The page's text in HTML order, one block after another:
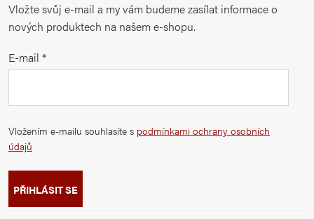
Vložte svůj e-mail a my vám budeme zasílat informace o
nových produktech na našem e-shopu.
E-mail
Vložením e-mailu souhlasíte s podmínkami ochrany osobních
údajů
PŘIHLÁSIT SE